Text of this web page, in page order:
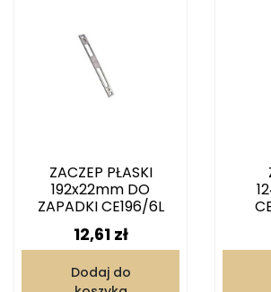
ZACZEP PŁASKI
192x22mm DO
ZAPADKI CE196/6L
Cena
12,61 zł
Dodaj do